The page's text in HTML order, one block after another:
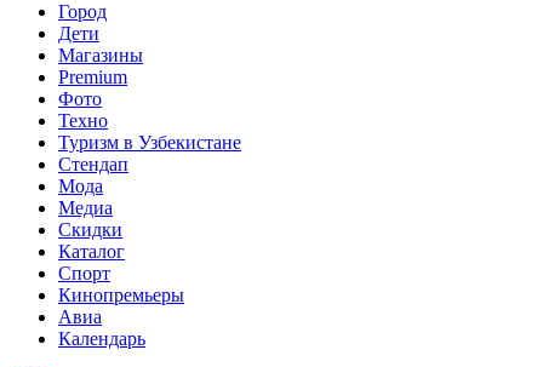
Город
Дети
Магазины
Premium
Фото
Техно
Туризм в Узбекистане
Стендап
Мода
Медиа
Скидки
Каталог
Спорт
Кинопремьеры
Авиа
Календарь